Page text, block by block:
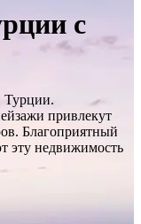
с
Турции.
привлекут
Благоприятный
эту недвижимость